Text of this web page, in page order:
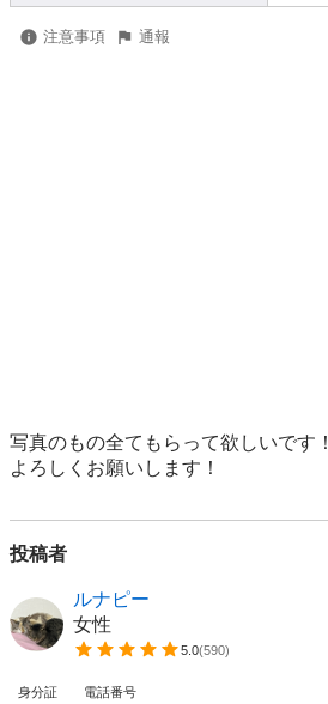
注意事項 通報
写真のもの全てもらって欲しいです！
よろしくお願いします！
投稿者
ルナピー
女性
5.0(590)
身分証 電話番号